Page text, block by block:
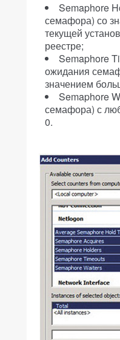
Semaphore
семафора) со
текущей
реестре;
Semaphore
ожидания
значением
Semaphore
семафора) с
0.